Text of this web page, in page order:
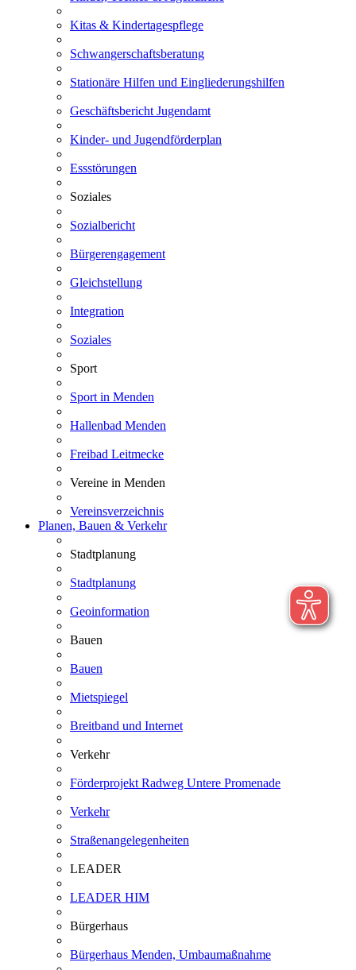
Kitas & Kindertagespflege
Schwangerschaftsberatung
Stationäre Hilfen und Eingliederungshilfen
Geschäftsbericht Jugendamt
Kinder- und Jugendförderplan
Essstörungen
Soziales
Sozialbericht
Bürgerengagement
Gleichstellung
Integration
Soziales
Sport
Sport in Menden
Hallenbad Menden
Freibad Leitmecke
Vereine in Menden
Vereinsverzeichnis
Planen, Bauen & Verkehr
Stadtplanung
Stadtplanung
Geoinformation
Bauen
Bauen
Mietspiegel
Breitband und Internet
Verkehr
Förderprojekt Radweg Untere Promenade
Verkehr
Straßenangelegenheiten
LEADER
LEADER HIM
Bürgerhaus
Bürgerhaus Menden, Umbaumaßnahme